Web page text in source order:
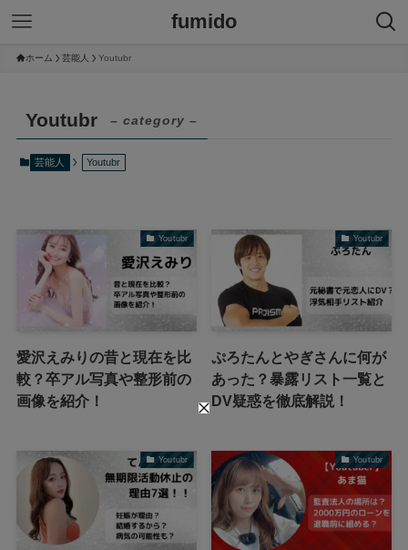
fumido
ホーム 芸能人 Youtubr
Youtubr – category –
芸能人 Youtubr
Youtubr
愛沢えみりの昔と現在を比
較？卒アル写真や整形前の
画像を紹介！
Youtubr
ぷろたんとやぎさんに何が
あった？暴露リスト一覧と
DV疑惑を徹底解説！
Youtubr Youtubr